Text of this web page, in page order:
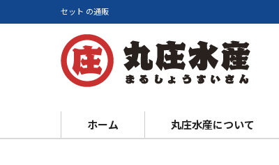
セット の通販
ホーム 丸庄水産について